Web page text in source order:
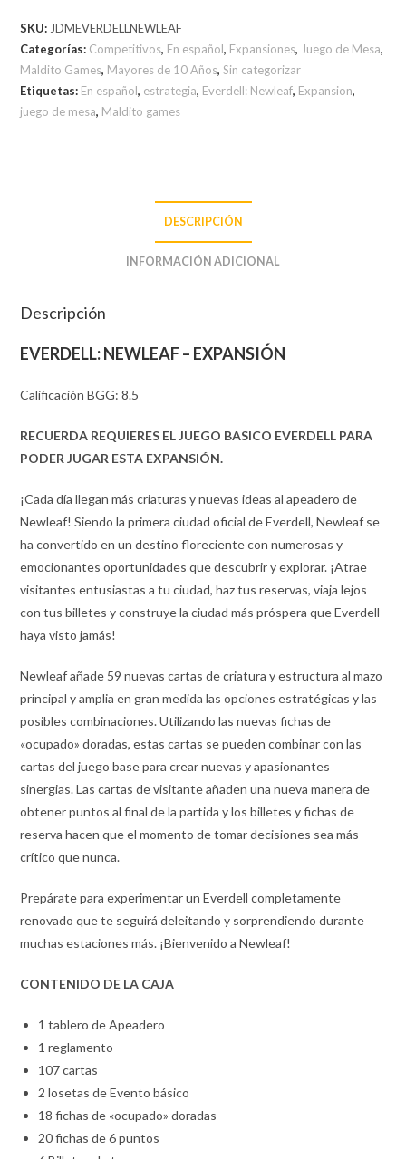
SKU: JDMEVERDELLNEWLEAF
Categorías: Competitivos, En español, Expansiones, Juego de Mesa,
Maldito Games, Mayores de 10 Años,Sin categorizar
Etiquetas: En español, estrategia, Everdell: Newleaf, Expansion,
juego de mesa, Maldito games
DESCRIPCIÓN
INFORMACIÓN ADICIONAL
Descripción
EVERDELL:NEWLEAF – EXPANSIÓN
Calificación BGG: 8.5
RECUERDA REQUIERES EL JUEGO BASICO EVERDELL PARA
PODER JUGAR ESTA EXPANSIÓN.
¡Cada día llegan más criaturas y nuevas ideas al apeadero de
Newleaf! Siendo la primera ciudad oficial de Everdell, Newleaf se
ha convertido en un destino floreciente con numerosas y
emocionantes oportunidades que descubrir y explorar. ¡Atrae
visitantes entusiastas a tu ciudad, haz tus reservas, viaja lejos
con tus billetes y construye la ciudad más próspera que Everdell
haya visto jamás!
Newleaf añade 59 nuevas cartas de criatura y estructura al mazo
principal y amplia en gran medida las opciones estratégicas y las
posibles combinaciones. Utilizando las nuevas fichas de
«ocupado» doradas, estas cartas se pueden combinar con las
cartas del juego base para crear nuevas y apasionantes
sinergias. Las cartas de visitante añaden una nueva manera de
obtener puntos al final de la partida y los billetes y fichas de
reserva hacen que el momento de tomar decisiones sea más
crítico que nunca.
Prepárate para experimentar un Everdell completamente
renovado que te seguirá deleitando y sorprendiendo durante
muchas estaciones más. ¡Bienvenido a Newleaf!
CONTENIDO DE LA CAJA
1 tablero de Apeadero
1 reglamento
107 cartas
2 losetas de Evento básico
18 fichas de «ocupado» doradas
20 fichas de 6 puntos